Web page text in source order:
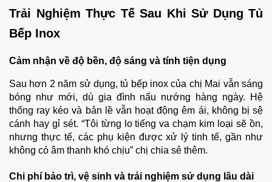
Trải Nghiệm Thực Tế Sau Khi Sử Dụng Tủ
Bếp Inox
Cảm nhận về độ bền, độ sáng và tính tiện dụng
Sau hơn 2 năm sử dụng, tủ bếp inox của chị Mai vẫn sáng
bóng như mới, dù gia đình nấu nướng hàng ngày. Hệ
thống ray kéo và bản lề vẫn hoạt động êm ái, không bị sệ
cánh hay gỉ sét. “Tôi từng lo tiếng va chạm kim loại sẽ ồn,
nhưng thực tế, các phụ kiện được xử lý tinh tế, gần như
không có âm thanh khó chịu” chị chia sẻ thêm.
Chi phí bảo trì, vệ sinh và trải nghiệm sử dụng lâu dài